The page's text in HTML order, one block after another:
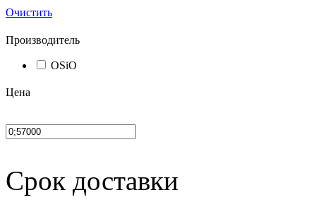
Очистить
Производитель
OSiO
Цена
Срок доставки